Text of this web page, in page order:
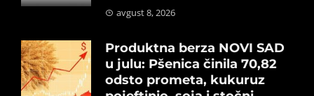
avgust 8, 2026
Produktna berza NOVI SAD
u julu: Pšenica činila 70,82
odsto prometa, kukuruz